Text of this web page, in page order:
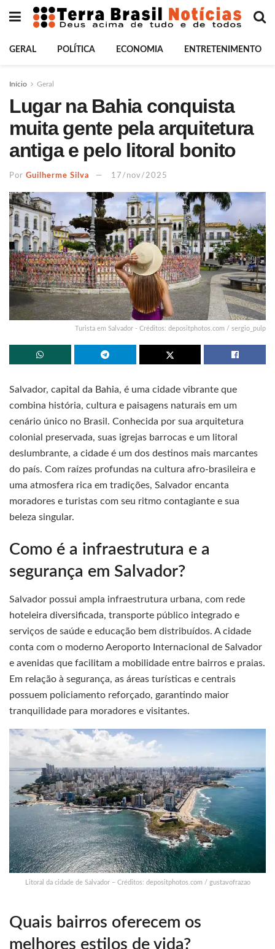
GERAL POLÍTICA ECONOMIA ENTRETENIMENTO
Início Geral
Lugar na Bahia conquista
muita gente pela arquitetura
antiga e pelo litoral bonito
Por Guilherme Silva 17/nov/2025
Turista em Salvador - Créditos: depositphotos.com / sergio_pulp
Salvador, capital da Bahia, é uma cidade vibrante que
combina história, cultura e paisagens naturais em um
cenário único no Brasil. Conhecida por sua arquitetura
colonial preservada, suas igrejas barrocas e um litoral
deslumbrante, a cidade é um dos destinos mais marcantes
do país. Com raízes profundas na cultura afro-brasileira e
uma atmosfera rica em tradições, Salvador encanta
moradores e turistas com seu ritmo contagiante e sua
beleza singular.
Como é a infraestrutura e a
segurança em Salvador?
Salvador possui ampla infraestrutura urbana, com rede
hoteleira diversificada, transporte público integrado e
serviços de saúde e educação bem distribuídos. A cidade
conta com o moderno Aeroporto Internacional de Salvador
e avenidas que facilitam a mobilidade entre bairros e praias.
Em relação à segurança, as áreas turísticas e centrais
possuem policiamento reforçado, garantindo maior
tranquilidade para moradores e visitantes.
Litoral da cidade de Salvador – Créditos: depositphotos.com / gustavofrazao
Quais bairros oferecem os
melhores estilos de vida?